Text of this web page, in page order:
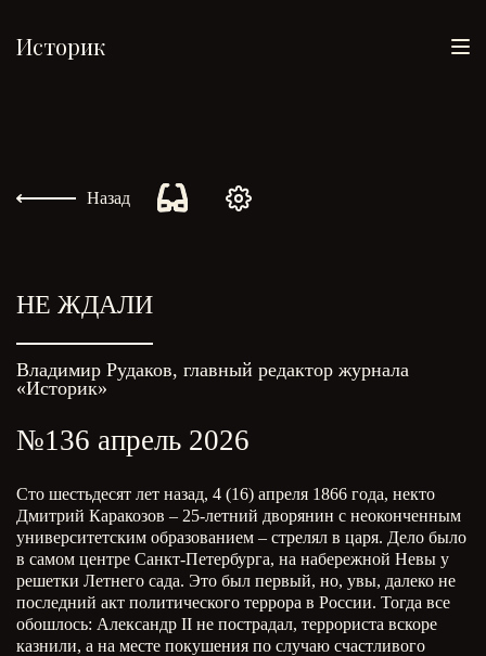
Историк
Назад
НЕ ЖДАЛИ
№136 апрель 2026
Владимир Рудаков, главный редактор журнала
«Историк»
Сто шестьдесят лет назад, 4 (16) апреля 1866 года, некто
Дмитрий Каракозов – 25-летний дворянин с неоконченным
университетским образованием – стрелял в царя. Дело было
в самом центре Санкт-Петербурга, на набережной Невы у
решетки Летнего сада. Это был первый, но, увы, далеко не
последний акт политического террора в России. Тогда все
обошлось: Александр II не пострадал, террориста вскоре
казнили, а на месте покушения по случаю счастливого